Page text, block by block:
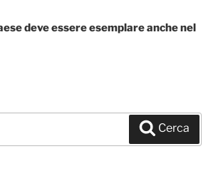
deve essere esemplare anche nel
Cerca